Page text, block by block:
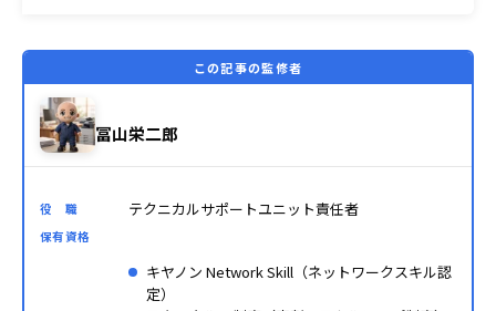
この記事の監修者
冨山栄二郎
役 職 テクニカルサポートユニット責任者
保有資格
キヤノン Network Skill（ネットワークスキル認
定）